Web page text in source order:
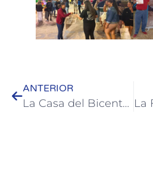
ANTERIOR
La Casa del Bicentenario se viste de tango con una propuesta gratuita y abierta a todo público